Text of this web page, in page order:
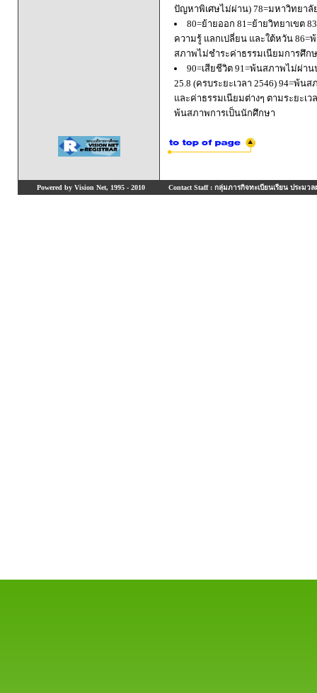
ปัญหาพิเศษไม่ผ่าน) 78=มหาวิทยา
80=ย้ายออก 81=ย้ายวิทยาเขต
ความรู้ แลกเปลี่ยน และใต้หวัน
สภาพไม่ชำระค่าธรรมเนียมการศึก
90=เสียชีวิต 91=พ้นสภาพไม่ผ่า
25.8 (ครบระยะเวลา 2546) 94=พ้
และค่าธรรมเนียมต่างๆ ตามระยะเ
พ้นสภาพการเป็นนักศึกษา
Powered by Vision Net, 1995 - 2010 Contact Staff : กลุ่มภารกิจทะเบียนเรียน ประมวล